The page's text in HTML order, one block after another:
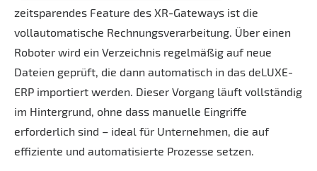
zeitsparendes Feature des XR-Gateways ist die
vollautomatische Rechnungsverarbeitung. Über einen
Roboter wird ein Verzeichnis regelmäßig auf neue
Dateien geprüft, die dann automatisch in das deLUXE-
ERP importiert werden. Dieser Vorgang läuft vollständig
im Hintergrund, ohne dass manuelle Eingriffe
erforderlich sind – ideal für Unternehmen, die auf
effiziente und automatisierte Prozesse setzen.